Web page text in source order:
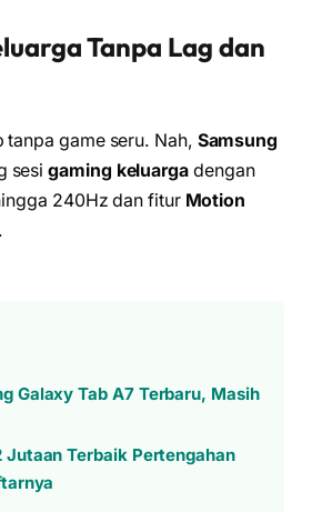
Tanpa Lag dan
game seru. Nah, Samsung
sesigaming keluargadengan
240Hz dan fitur Motion
.
Galaxy Tab A7 Terbaru, Masih
Jutaan Terbaik Pertengahan